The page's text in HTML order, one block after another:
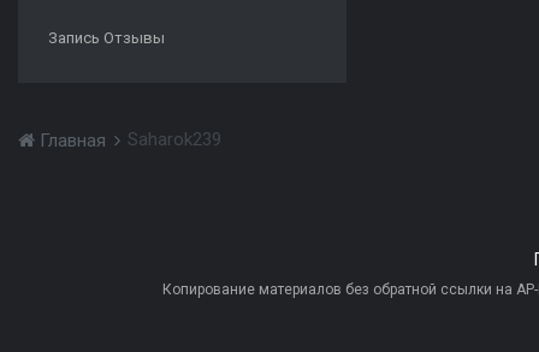
Запись Отзывы
Главная Saharok239
Копирование материалов без обратной ссылки на